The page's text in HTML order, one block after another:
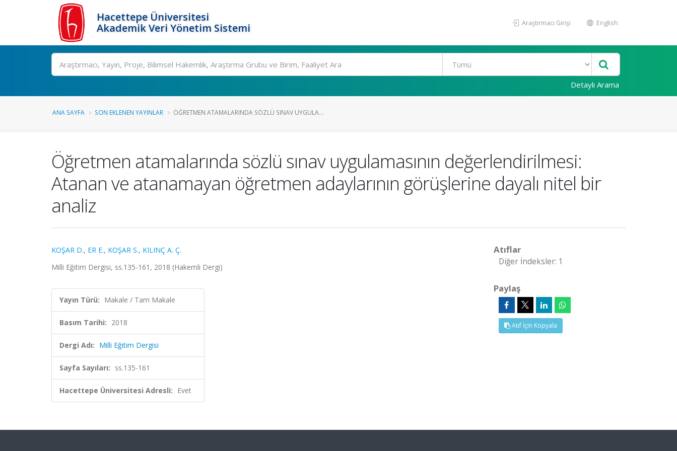
Hacettepe Üniversitesi
Akademik Veri Yönetim Sistemi
Araştırmacı Girişi English
Ara
Detaylı Arama
ANA SAYFA SON EKLENEN YAYINLAR ÖĞRETMEN ATAMALARINDA SÖZLÜ SINAV UYGULA...
Öğretmen atamalarında sözlü sınav uygulamasının değerlendirilmesi:
Atanan ve atanamayan öğretmen adaylarının görüşlerine dayalı nitel bir
analiz
KOŞAR D., ER E., KOŞAR S., KILINÇ A. Ç.
Milli Eğitim Dergisi, ss.135-161, 2018 (Hakemli Dergi)
Yayın Türü: Makale / Tam Makale
Basım Tarihi: 2018
Dergi Adı: Milli Eğitim Dergisi
Sayfa Sayıları: ss.135-161
Hacettepe Üniversitesi Adresli: Evet
Atıflar
Diğer İndeksler: 1
Paylaş
Atıf İçin Kopyala